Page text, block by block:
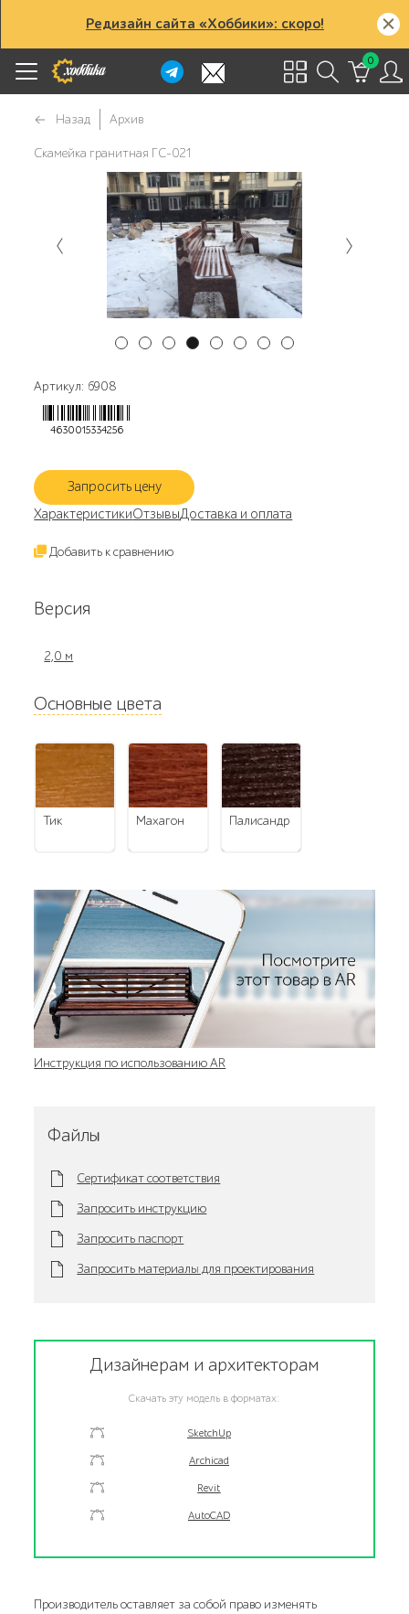
Редизайн сайта «Хоббики»: скоро!
0
Назад Архив
Скамейка гранитная ГС-021
Артикул: 6908
4630015334256
Запросить цену
ХарактеристикиОтзывыДоставка и оплата
Добавить к сравнению
Версия
2,0 м
Основные цвета
тик махагон палисандр
Инструкция по использованию AR
Файлы
Сертификат соответствия
Запросить инструкцию
Запросить паспорт
Запросить материалы для проектирования
Дизайнерам и архитекторам
Скачать эту модель в форматах:
SketchUp
Archicad
Revit
AutoCAD
Производитель оставляет за собой право изменять